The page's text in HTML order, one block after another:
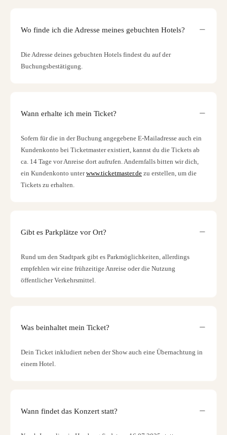
Wo finde ich die Adresse meines gebuchten Hotels?
Die Adresse deines gebuchten Hotels findest du auf der
Buchungsbestätigung.
Wann erhalte ich mein Ticket?
Sofern für die in der Buchung angegebene E-Mailadresse auch ein
Kundenkonto bei Ticketmaster existiert, kannst du die Tickets ab
ca. 14 Tage vor Anreise dort aufrufen. Andernfalls bitten wir dich,
ein Kundenkonto unterwww.ticketmaster.de zu erstellen, um die
Tickets zu erhalten.
Gibt es Parkplätze vor Ort?
Rund um den Stadtpark gibt es Parkmöglichkeiten, allerdings
empfehlen wir eine frühzeitige Anreise oder die Nutzung
öffentlicher Verkehrsmittel.
Was beinhaltet mein Ticket?
Dein Ticket inkludiert neben der Show auch eine Übernachtung in
einem Hotel.
Wann findet das Konzert statt?